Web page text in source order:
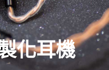
化耳機